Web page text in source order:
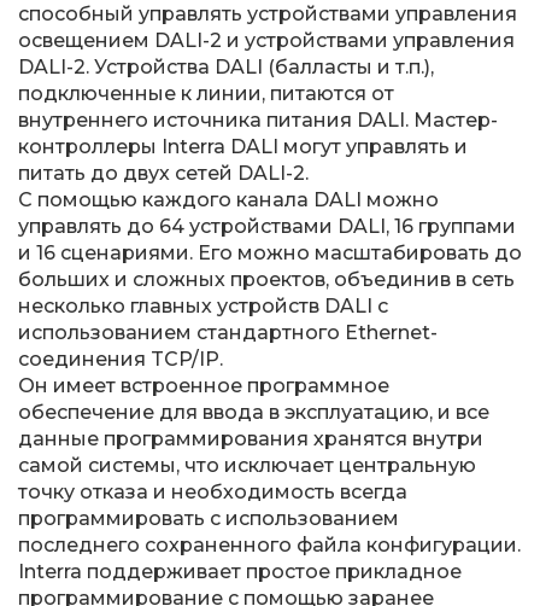
способный управлять устройствами управления
освещением DALI-2 и устройствами управления
DALI-2. Устройства DALI (балласты и т.п.),
подключенные к линии, питаются от
внутреннего источника питания DALI. Мастер-
контроллеры Interra DALI могут управлять и
питать до двух сетей DALI-2.
С помощью каждого канала DALI можно
управлять до 64 устройствами DALI, 16 группами
и 16 сценариями. Его можно масштабировать до
больших и сложных проектов, объединив в сеть
несколько главных устройств DALI с
использованием стандартного Ethernet-
соединения TCP/IP.
Он имеет встроенное программное
обеспечение для ввода в эксплуатацию, и все
данные программирования хранятся внутри
самой системы, что исключает центральную
точку отказа и необходимость всегда
программировать с использованием
последнего сохраненного файла конфигурации.
Interra поддерживает простое прикладное
программирование с помощью заранее